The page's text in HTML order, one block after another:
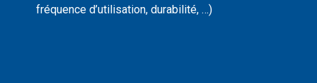
fréquence d’utilisation, durabilité, …)